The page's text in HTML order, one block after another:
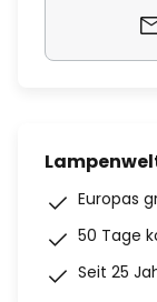
Europas
50 Tage
Seit 25